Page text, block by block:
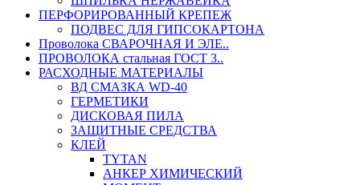
ПЕРФОРИРОВАННЫЙ КРЕПЕЖ
ПОДВЕС ДЛЯ ГИПСОКАРТОНА
Проволока СВАРОЧНАЯ И ЭЛЕ..
ПРОВОЛОКА стальная ГОСТ 3..
РАСХОДНЫЕ МАТЕРИАЛЫ
ВД СМАЗКА WD-40
ГЕРМЕТИКИ
ДИСКОВАЯ ПИЛА
ЗАЩИТНЫЕ СРЕДСТВА
КЛЕЙ
TYTAN
АНКЕР ХИМИЧЕСКИЙ